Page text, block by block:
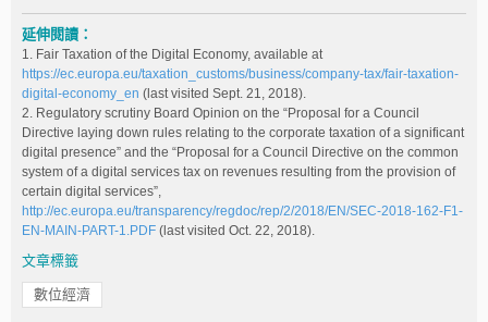
延伸閱讀：
1. Fair Taxation of the Digital Economy, available at
https://ec.europa.eu/taxation_customs/business/company-tax/fair-taxation-
digital-economy_en (last visited Sept. 21, 2018).
2. Regulatory scrutiny Board Opinion on the “Proposal for a Council
Directive laying down rules relating to the corporate taxation of a significant
digital presence” and the “Proposal for a Council Directive on the common
system of a digital services tax on revenues resulting from the provision of
certain digital services”,
http://ec.europa.eu/transparency/regdoc/rep/2/2018/EN/SEC-2018-162-F1-
EN-MAIN-PART-1.PDF (last visited Oct. 22, 2018).
文章標籤
數位經濟